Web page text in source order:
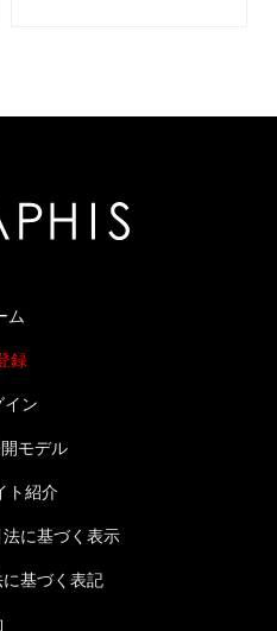
ム
録
イン
モデル
ト紹介
に基づく表示
基づく表記